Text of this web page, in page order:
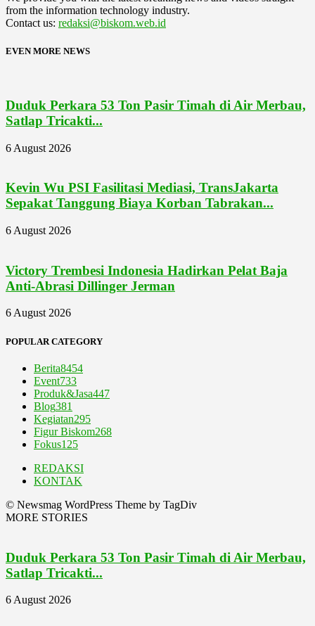
from the information technology industry.
Contact us: redaksi@biskom.web.id
EVEN MORE NEWS
Duduk Perkara 53 Ton Pasir Timah di Air Merbau,
Satlap Tricakti...
6 August 2026
Kevin Wu PSI Fasilitasi Mediasi, TransJakarta
Sepakat Tanggung Biaya Korban Tabrakan...
6 August 2026
Victory Trembesi Indonesia Hadirkan Pelat Baja
Anti-Abrasi Dillinger Jerman
6 August 2026
POPULAR CATEGORY
Berita8454
Event733
Produk&Jasa447
Blog381
Kegiatan295
Figur Biskom268
Fokus125
REDAKSI
KONTAK
© Newsmag WordPress Theme by TagDiv
MORE STORIES
Duduk Perkara 53 Ton Pasir Timah di Air Merbau,
Satlap Tricakti...
6 August 2026